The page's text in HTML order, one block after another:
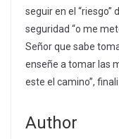
seguir en el “riesgo”
seguridad “o me
Señor que sabe
enseñe a tomar las
este el camino”,
Author